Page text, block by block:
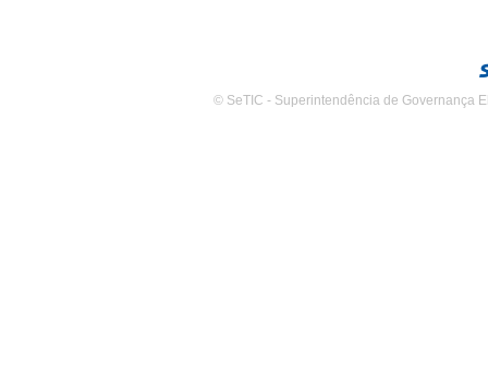
© SeTIC - Superintendência de Governança